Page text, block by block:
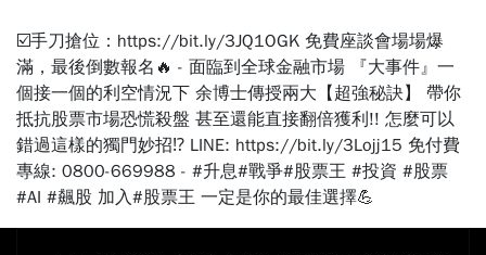
☑️手刀搶位：https://bit.ly/3JQ1OGK 免費座談會場場爆
滿，最後倒數報名🔥 - 面臨到全球金融市場 『大事件』一
個接一個的利空情況下 余博士傳授兩大【超強秘訣】 帶你
抵抗股票市場恐慌殺盤 甚至還能直接翻倍獲利!! 怎麼可以
錯過這樣的獨門妙招⁉ LINE: https://bit.ly/3Lojj15 免付費
專線: 0800-669988 - #升息#戰爭#股票王 #投資 #股票
#AI #飆股 加入#股票王 一定是你的最佳選擇💪